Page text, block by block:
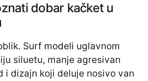
dobar kačket u
Surf modeli uglavnom
siluetu, manje agresivan
i dizajn koji deluje nosivo van